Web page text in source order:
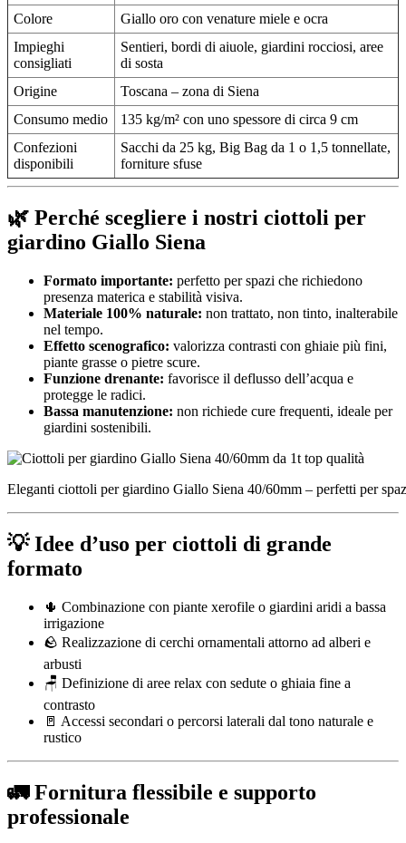
Colore
Giallo oro con venature miele e ocra
Impieghi
consigliati
Sentieri, bordi di aiuole, giardini rocciosi, aree
di sosta
Origine
Toscana – zona di Siena
Consumo medio
135 kg/m² con uno spessore di circa 9 cm
Confezioni
disponibili
Sacchi da 25 kg, Big Bag da 1 o 1,5 tonnellate,
forniture sfuse
🌿 Perché scegliere i nostri ciottoli per
giardino Giallo Siena
Formato importante: perfetto per spazi che richiedono
presenza materica e stabilità visiva.
Materiale 100% naturale: non trattato, non tinto, inalterabile
nel tempo.
Effetto scenografico: valorizza contrasti con ghiaie più fini,
piante grasse o pietre scure.
Funzione drenante: favorisce il deflusso dell’acqua e
protegge le radici.
Bassa manutenzione: non richiede cure frequenti, ideale per
giardini sostenibili.
Eleganti ciottoli per giardino Giallo Siena 40/60mm – perfetti per
💡 Idee d’uso per ciottoli di grande
formato
🌵 Combinazione con piante xerofile o giardini aridi a bassa
irrigazione
🪨 Realizzazione di cerchi ornamentali attorno ad alberi e
arbusti
🪑 Definizione di aree relax con sedute o ghiaia fine a
contrasto
🚪 Accessi secondari o percorsi laterali dal tono naturale e
rustico
🚛 Fornitura flessibile e supporto
professionale